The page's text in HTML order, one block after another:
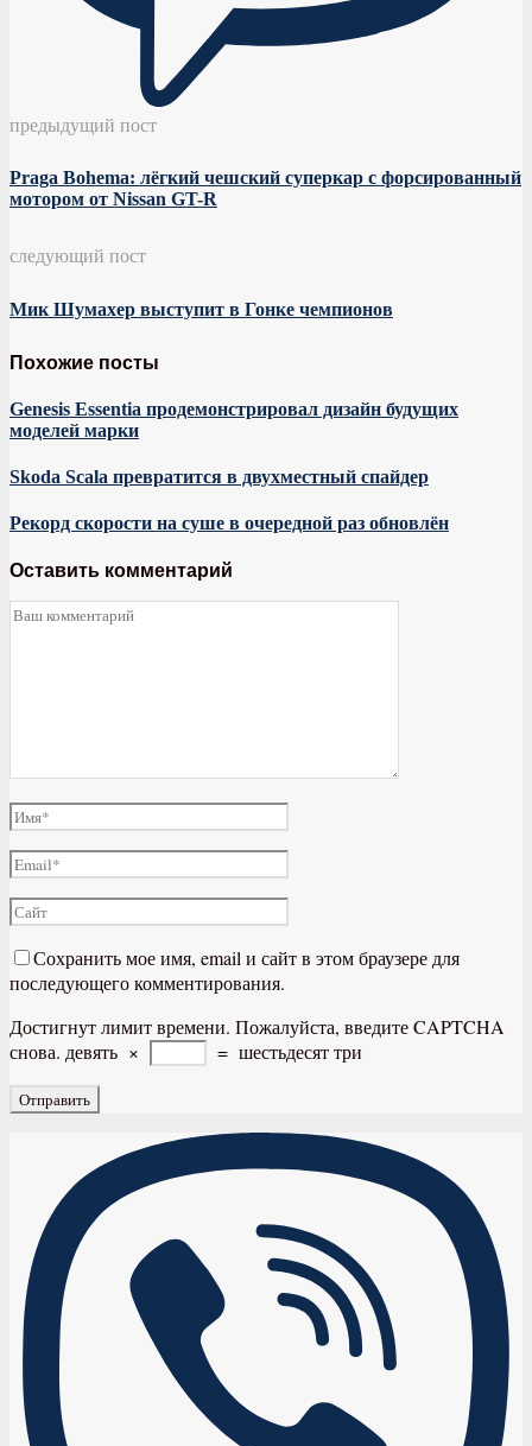
предыдущий пост
Praga Bohema: лёгкий чешский суперкар с форсированный
мотором от Nissan GT-R
следующий пост
Мик Шумахер выступит в Гонке чемпионов
Похожие посты
Genesis Essentia продемонстрировал дизайн будущих
моделей марки
Skoda Scala превратится в двухместный спайдер
Рекорд скорости на суше в очередной раз обновлён
Оставить комментарий
Сохранить мое имя, email и сайт в этом браузере для
последующего комментирования.
Достигнут лимит времени. Пожалуйста, введите CAPTCHA
снова. девять × = шестьдесят три